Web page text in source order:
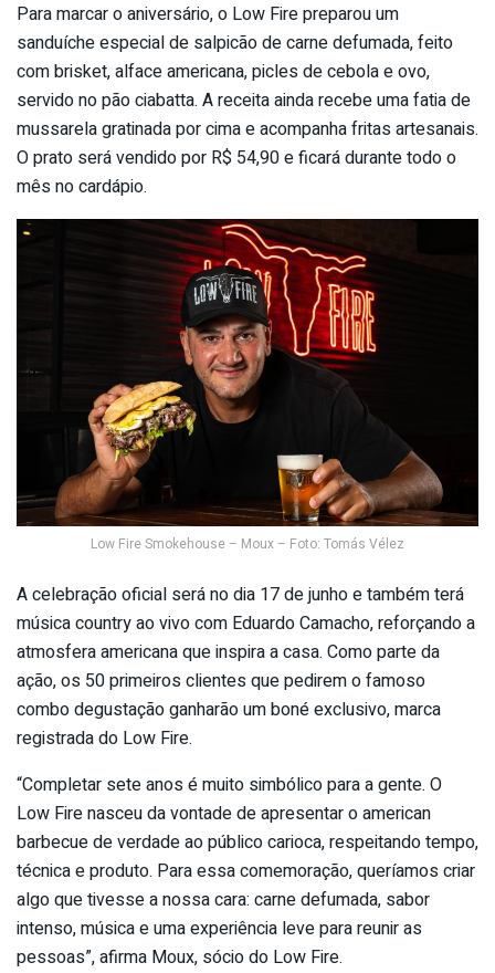
Para marcar o aniversário, o Low Fire preparou um
sanduíche especial de salpicão de carne defumada, feito
com brisket, alface americana, picles de cebola e ovo,
servido no pão ciabatta. A receita ainda recebe uma fatia de
mussarela gratinada por cima e acompanha fritas artesanais.
O prato será vendido por R$ 54,90 e ficará durante todo o
mês no cardápio.
Low Fire Smokehouse – Moux – Foto: Tomás Vélez
A celebração oficial será no dia 17 de junho e também terá
música country ao vivo com Eduardo Camacho, reforçando a
atmosfera americana que inspira a casa. Como parte da
ação, os 50 primeiros clientes que pedirem o famoso
combo degustação ganharão um boné exclusivo, marca
registrada do Low Fire.
“Completar sete anos é muito simbólico para a gente. O
Low Fire nasceu da vontade de apresentar o american
barbecue de verdade ao público carioca, respeitando tempo,
técnica e produto. Para essa comemoração, queríamos criar
algo que tivesse a nossa cara: carne defumada, sabor
intenso, música e uma experiência leve para reunir as
pessoas”, afirma Moux, sócio do Low Fire.